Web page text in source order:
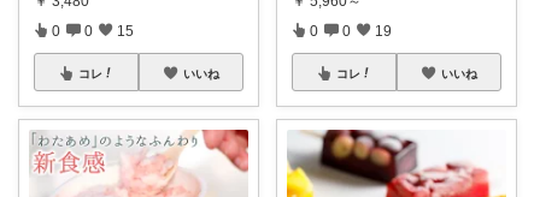
0 0 15
コレ いいね
0 0 19
コレ いいね